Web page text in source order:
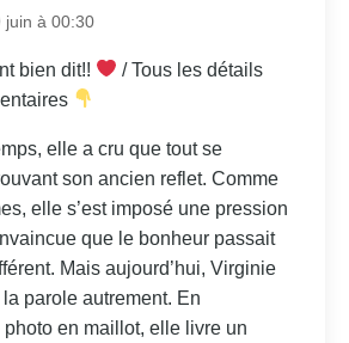
juin à 00:30
bien dit!!
/ Tous les détails
elle a cru que tout se
son ancien reflet. Comme
elle s’est imposé une pression
que le bonheur passait
Mais aujourd’hui, Virginie
parole autrement. En
en maillot, elle livre un